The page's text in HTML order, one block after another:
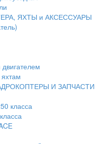
ЯХТЫ и АКСЕССУАРЫ
И ЗАПЧАСТИ
класса